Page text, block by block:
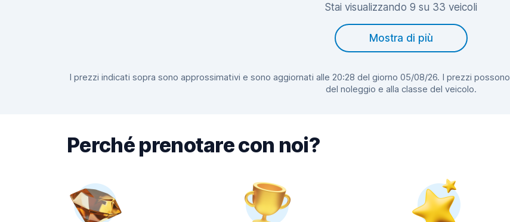
Stai visualizzando 9 su 33 veicoli
Mostra di più
I prezzi indicati sopra sono approssimativi e sono aggiornati alle 20:28 del giorno 05/08/26. I prezzi
del noleggio e alla classe del veicolo.
Perché prenotare con noi?